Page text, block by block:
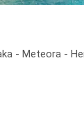
- Meteora -